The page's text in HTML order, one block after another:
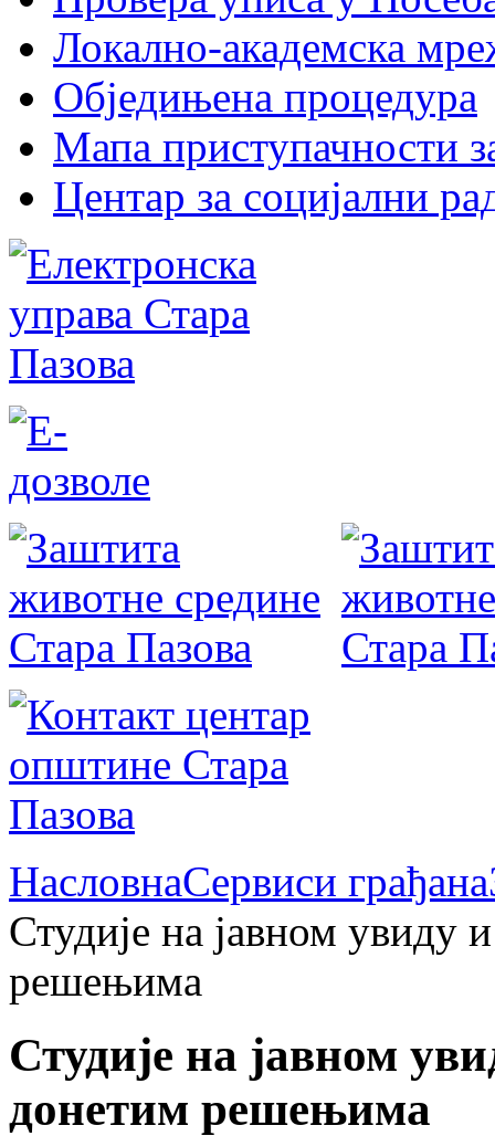
Локално-академска
Обједињена процедура
Мапа приступачности
Центар за социјални
НасловнаСервиси грађана
Студије на јавном увиду
решењима
Студије на јавном
донетим решењима